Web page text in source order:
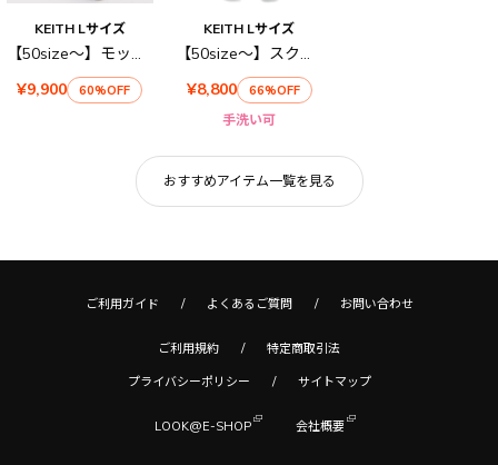
KEITH Lサイズ
【50size～】モックロディースカート
¥9,900
60%OFF
KEITH Lサイズ
【50size～】スクエアチェック パンツ
¥8,800
66%OFF
手洗い可
おすすめアイテム一覧を見る
ご利用ガイド よくあるご質問 お問い合わせ
ご利用規約 特定商取引法
プライバシーポリシー サイトマップ
LOOK@E-SHOP 会社概要